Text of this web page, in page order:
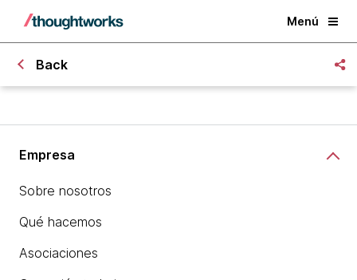
Menú
Back
Empresa
Sobre nosotros
Qué hacemos
Asociaciones